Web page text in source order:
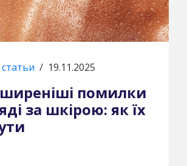
/ 19.11.2025
помилки
за шкірою: як їх